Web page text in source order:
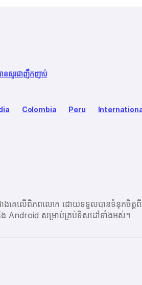
ានសួរជាញឹកញាប់
Colombia Peru
ាងគេលើពិភពលោក ដោយទទួលបានទំនុកចិ
និង Android សម្រាប់គ្រប់ទិសដៅទាំងអស់។